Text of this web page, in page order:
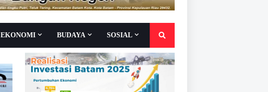
EKONOMI BUDAYA SOSIAL